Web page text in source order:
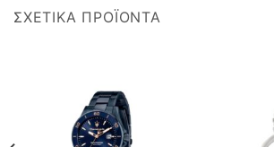
ΣΧΕΤΙΚΆ ΠΡΟΪΌΝΤΑ